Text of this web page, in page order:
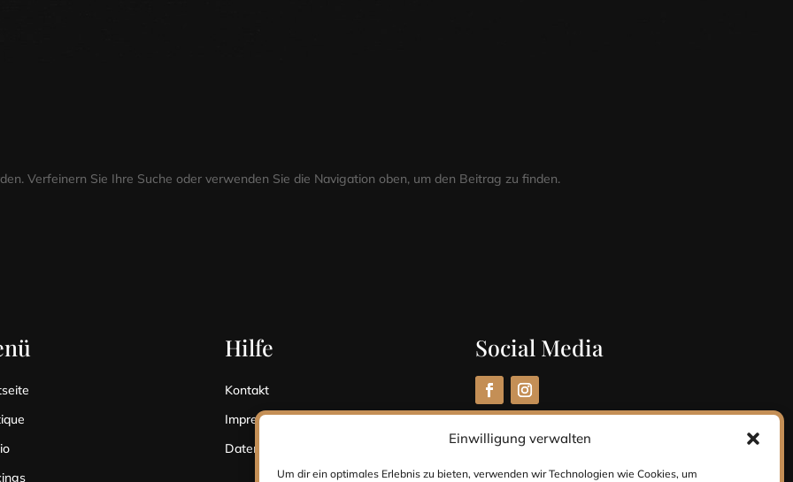
Einwilligung verwalten
Um dir ein optimales Erlebnis zu bieten, verwenden wir Technologien wie Cookies, um
Verfeinern Sie Ihre Suche oder verwenden Sie die Navigation oben, um den Beitrag zu finden.
Hilfe
Kontakt
Impressum
Datenschutz
Social Media